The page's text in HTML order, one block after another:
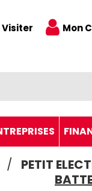
Visiter Mon
PETIT